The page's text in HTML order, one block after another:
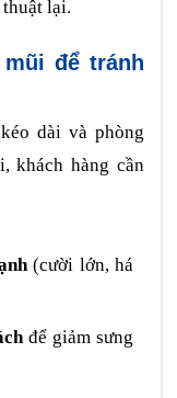
lại.
để tránh
dài và phòng
khách hàng cần
(cười lớn, há
để giảm sưng